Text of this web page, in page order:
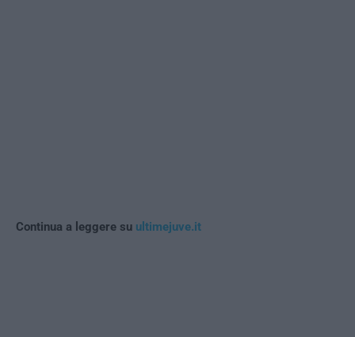
Continua a leggere su ultimejuve.it